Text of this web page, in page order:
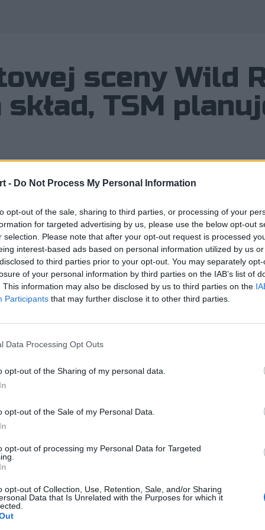
- Do Not Process My Personal Information
opt-out of the sale, sharing to third parties, or processing of your
for targeted advertising by us, please use the below opt-out
selection. Please note that after your opt-out request is processed
interest-based ads based on personal information utilized by us
to third parties prior to your opt-out. You may separately
of your personal information by third parties on the IAB’s list of
This information may also be disclosed by us to third parties on the
Participants that may further disclose it to other third parties.
Data Processing Opt Outs
opt-out of the Sharing of my personal data.
opt-out of the Sale of my Personal Data.
opt-out of processing my Personal Data for Targeted
opt-out of Collection, Use, Retention, Sale, and/or Sharing
Data that Is Unrelated with the Purposes for which it
sceny Wild
TSM
nowy skład w League of
poinformowała, że w mobilnej
League of Legends: Wild Rift. Jeszcze w marcu
ich pięciu chińskich graczy. Teraz okazuje się
że już za kilka dni startuje impreza z cyklu
Nowa drużyna Natus Vincere na to wydarzenie
ma być przez Vladimira "Ospreya" Gonchara, który